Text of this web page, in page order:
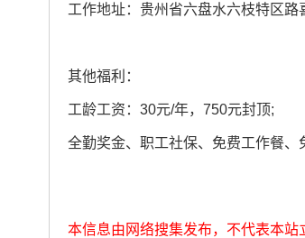
工作地址：贵州省六盘水六枝特区路
其他福利：
工龄工资：30元/年，750元封顶;
全勤奖金、职工社保、免费工作餐、
本信息由网络搜集发布，不代表本站